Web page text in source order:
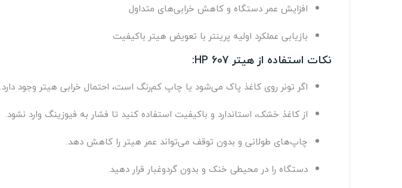
افزایش عمر دستگاه و کاهش خرابی‌های متداول
بازیابی عملکرد اولیه پرینتر با تعویض هیتر باکیفیت
نکات استفاده از هیتر HP 607:
اگر تونر روی کاغذ پاک می‌شود یا چاپ کم‌رنگ است، احتمال خرابی هیتر وجود دارد.
از کاغذ خشک، استاندارد و باکیفیت استفاده کنید تا فشار به فیوزینگ وارد نشود.
چاپ‌های طولانی و بدون توقف می‌تواند عمر هیتر را کاهش دهد.
دستگاه را در محیطی خنک و بدون گردوغبار قرار دهید.